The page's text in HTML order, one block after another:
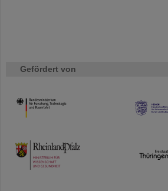
Gefördert von
HMWK
TMWWDG